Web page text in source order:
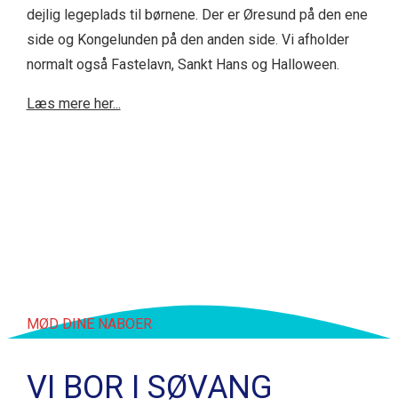
dejlig legeplads til børnene. Der er Øresund på den ene
side og Kongelunden på den anden side. Vi afholder
normalt også Fastelavn, Sankt Hans og Halloween.
Læs mere her...
MØD DINE NABOER
VI BOR I SØVANG